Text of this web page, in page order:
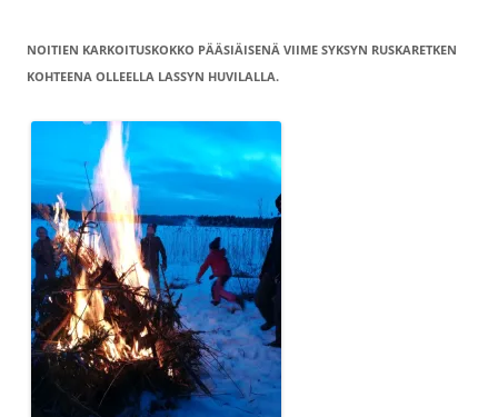
NOITIEN KARKOITUSKOKKO PÄÄSIÄISENÄ VIIME SYKSYN RUSKARETKEN
KOHTEENA OLLEELLA LASSYN HUVILALLA.